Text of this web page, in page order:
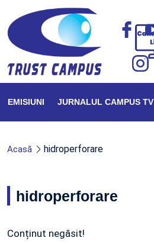
EMISIUNI JURNALUL CAMPUS TV
Acasă hidroperforare
hidroperforare
Conținut negăsit!